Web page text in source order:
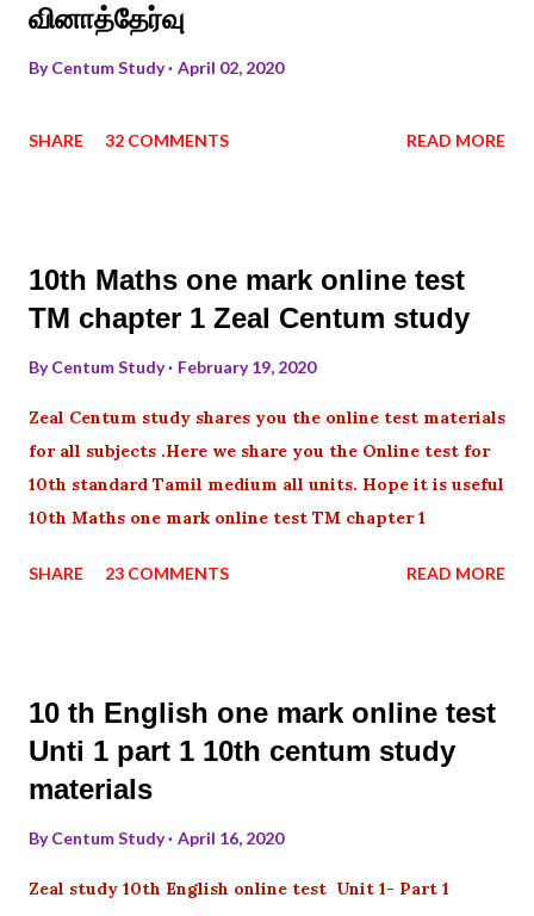
வினாத்தேர்வு
ByCentum Study April 02, 2020
SHARE 32 COMMENTS READ MORE
10th Maths one mark online test
TM chapter 1 Zeal Centum study
ByCentum Study February 19, 2020
Zeal Centum study shares you the online test materials
for all subjects .Here we share you the Online test for
10th standard Tamil medium all units. Hope it is useful
10th Maths one mark online test TM chapter 1
SHARE 23 COMMENTS READ MORE
10 th English one mark online test
Unti 1 part 1 10th centum study
materials
ByCentum Study April 16, 2020
Zeal study 10th English online test Unit 1- Part 1